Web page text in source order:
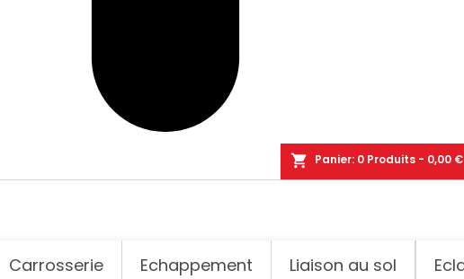
shopping_cart Panier: 0 Produits - 0,00 €
Carrosserie Echappement Liaison au sol